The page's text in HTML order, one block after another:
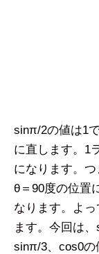
sinπ/2の値は1
に直します。1
になります。
θ＝90度の位置
なります。よ
ます。今回は
sinπ/3、cos0の